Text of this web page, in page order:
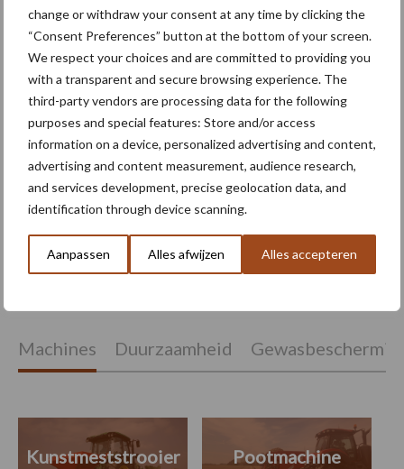
change or withdraw your consent at any time by clicking the
“Consent Preferences” button at the bottom of your screen.
We respect your choices and are committed to providing you
with a transparent and secure browsing experience. The
third-party vendors are processing data for the following
purposes and special features: Store and/or access
information on a device, personalized advertising and content,
advertising and content measurement, audience research,
and services development, precise geolocation data, and
identification through device scanning.
Aanpassen Alles afwijzen Alles accepteren
Oogst biologische
aardappelen in volle gang
Nieuwe compacte
gedragen pootcombinatie
van AVR
Machines Duurzaamheid
Kunstmeststrooier Pootmachine